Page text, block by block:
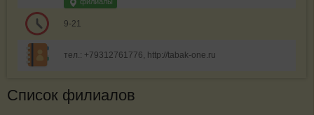
9-21
тел.: +79312761776, http://tabak-one.ru
Список филиалов